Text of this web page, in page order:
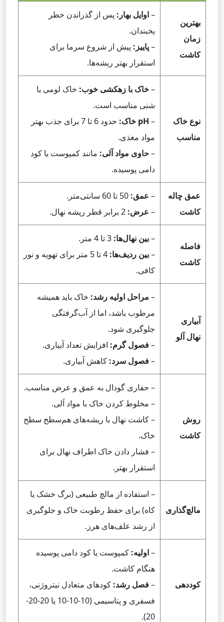
بهترین
زمان
کاشت
–اوایل بهار: پس از گذراندن خطر
یخبندان.
–پاییز: پیش از شروع سرما برای
استقرار بهتر ریشه‌ها.
نوع خاک
مناسب
–خاک با زهکشی خوب: خاک لومی یا
شنی مناسب است.
– pH خاک:
حدود 6 تا 7 برای جذب بهتر
مواد مغذی.
–حاوی مواد آلی: مانند کمپوست یا کود
دامی پوسیده.
عمق چاله
کاشت
– عمق:
– عرض:
فاصله
کاشت
–بین نهال‌ها:
–بین ردیف‌ها:
4 تا 5 متر برای تهویه و نور
کافی.
آبیاری
نهال آلو
– مراحل اولیه رشد: خاک باید همیشه
مرطوب باشد، اما از آب‌گرفتگی
جلوگیری شود.
–فصول گرم: افزایش تعداد آبیاری.
–فصول سرد: کاهش آبیاری.
روش
کاشت
– حفاری گودال به عمق و عرض مناسب.
– مخلوط کردن خاک با مواد آلی.
– کاشت نهال با ریشه‌های هم‌سطح سطح
خاک.
– فشار دادن خاک اطراف نهال برای
استقرار بهتر.
مالچ‌گذاری
– استفاده از مالچ طبیعی (برگ خشک یا
کاه) برای حفظ رطوبت خاک و جلوگیری
از رشد علف‌های هرز.
کوددهی
–اولیه: کمپوست یا کود دامی پوسیده
هنگام کاشت.
–فصل رشد: کودهای متعادل نیتروژنی،
فسفری و پتاسیمی (10-10-10 یا 20-20-
20).